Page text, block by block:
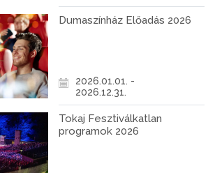
Dumaszínház Előadás 2026
2026.01.01. -
2026.12.31.
Tokaj Fesztiválkatlan
programok 2026